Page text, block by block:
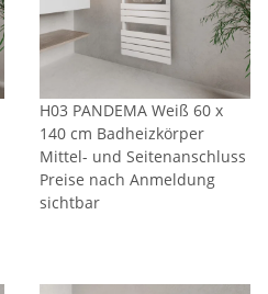
H03 PANDEMA Weiß 60 x
140 cm Badheizkörper
Mittel- und Seitenanschluss
Preise nach Anmeldung
sichtbar